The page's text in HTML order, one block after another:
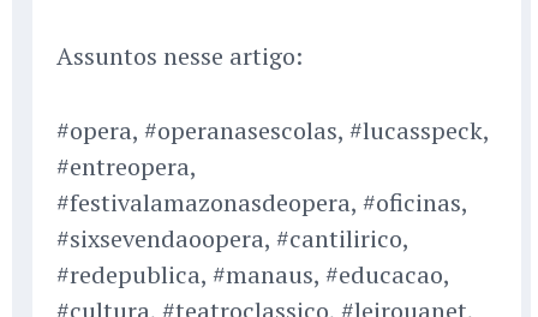
Assuntos nesse artigo:
#opera, #operanasescolas, #lucasspeck,
#entreopera,
#festivalamazonasdeopera, #oficinas,
#sixsevendaoopera, #cantilirico,
#redepublica, #manaus, #educacao,